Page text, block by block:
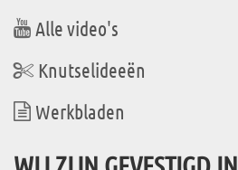
Alle video's
Knutselideeën
Werkbladen